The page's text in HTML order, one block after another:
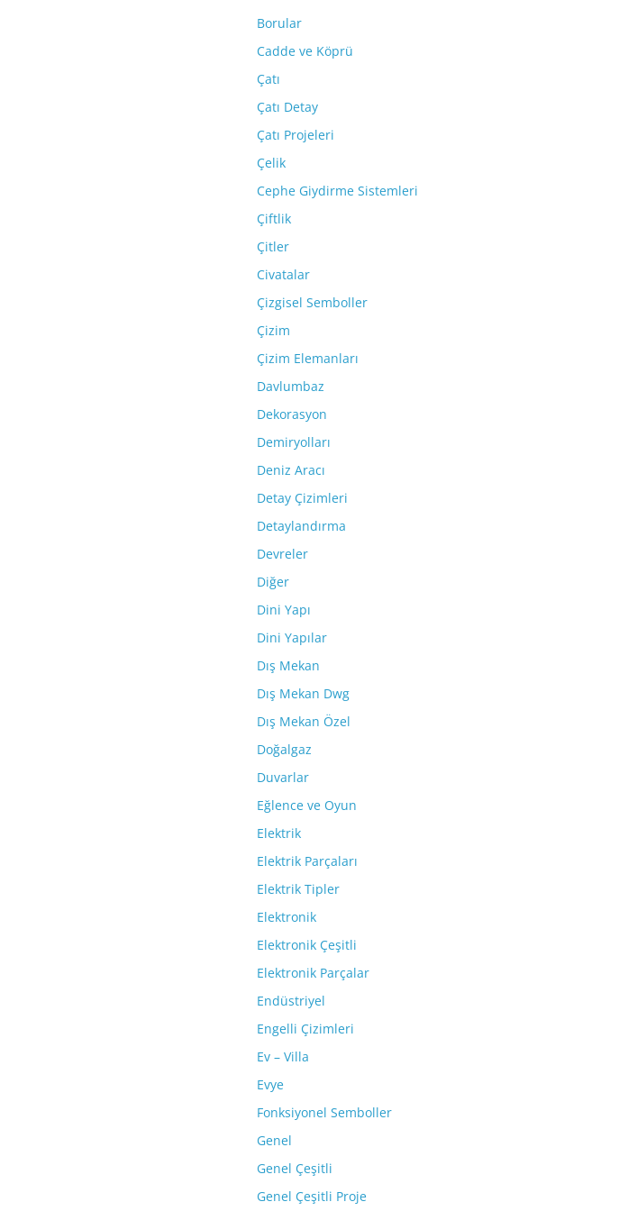
Borular
Cadde ve Köprü
Çatı
Çatı Detay
Çatı Projeleri
Çelik
Cephe Giydirme Sistemleri
Çiftlik
Çitler
Civatalar
Çizgisel Semboller
Çizim
Çizim Elemanları
Davlumbaz
Dekorasyon
Demiryolları
Deniz Aracı
Detay Çizimleri
Detaylandırma
Devreler
Diğer
Dini Yapı
Dini Yapılar
Dış Mekan
Dış Mekan Dwg
Dış Mekan Özel
Doğalgaz
Duvarlar
Eğlence ve Oyun
Elektrik
Elektrik Parçaları
Elektrik Tipler
Elektronik
Elektronik Çeşitli
Elektronik Parçalar
Endüstriyel
Engelli Çizimleri
Ev – Villa
Evye
Fonksiyonel Semboller
Genel
Genel Çeşitli
Genel Çeşitli Proje